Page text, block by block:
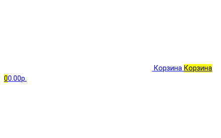
Корзина Корзина
00.00р.